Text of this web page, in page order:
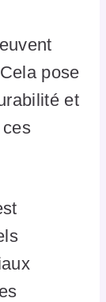
pose
et
ces